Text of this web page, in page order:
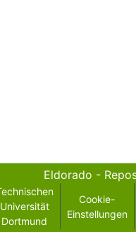
Eldorado -
Universität
Dortmund
Cookie-
Einstellungen